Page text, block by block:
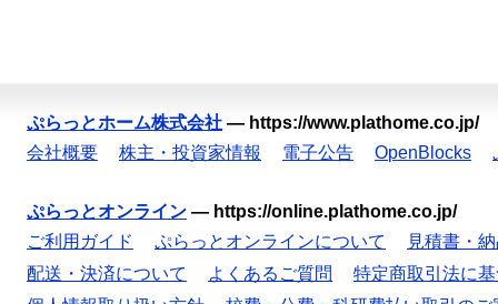
ぷらっとホーム株式会社 — https://www.plathome.co.jp/
会社概要
株主・投資家情報 電子公告 OpenBlocks
ぷらっとオンライン — https://online.plathome.co.jp/
ご利用ガイド
ぷらっとオンラインについて
見積書・
配送・決済について
よくあるご質問
特定商取引法に